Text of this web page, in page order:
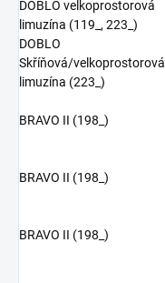
DOBLO velkoprostorová
limuzína (119_, 223_)
DOBLO
Skříňová/velkoprostorová
limuzína (223_)
BRAVO II (198_)
BRAVO II (198_)
BRAVO II (198_)